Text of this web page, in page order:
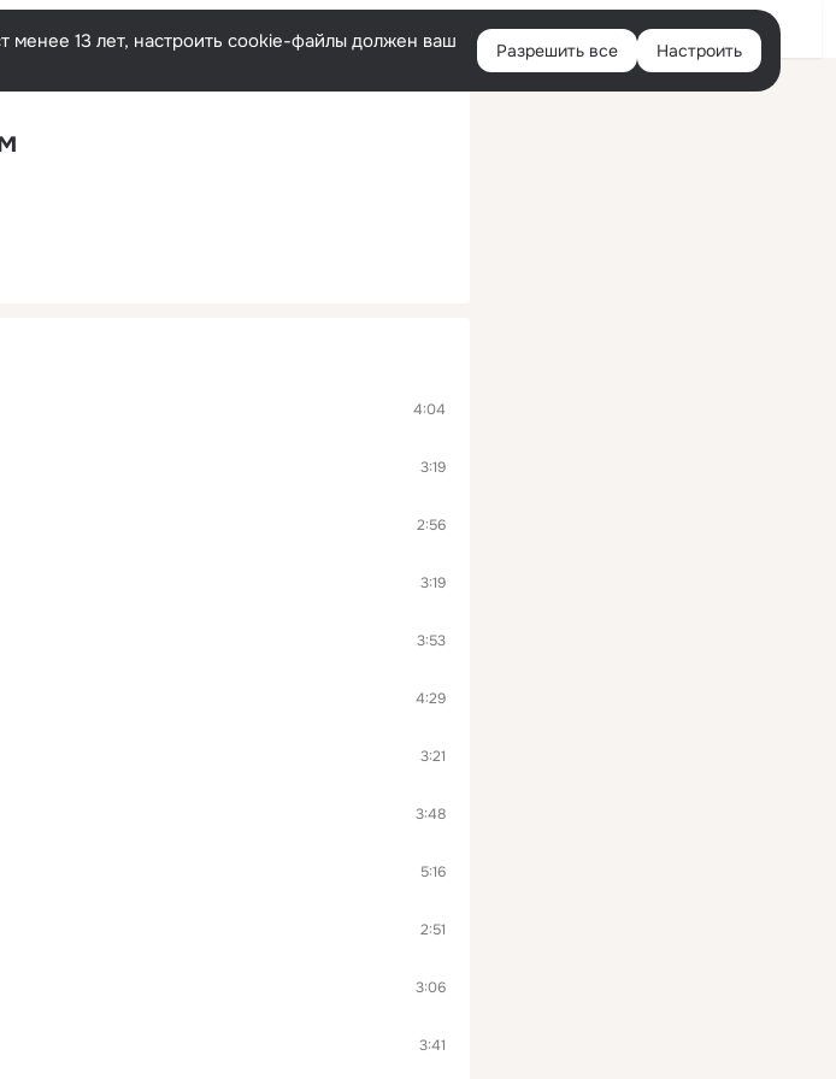
Войти
менее 13 лет, настроить cookie-файлы должен ваш
Разрешить все Настроить
4:04
3:19
2:56
3:19
3:53
4:29
3:21
3:48
5:16
2:51
3:06
3:41